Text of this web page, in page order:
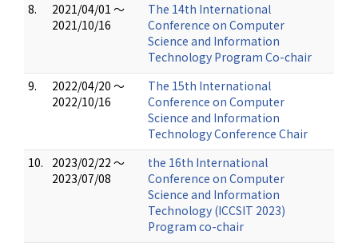
8.
2021/04/01 ～
2021/10/16
The 14th International
Conference on Computer
Science and Information
Technology Program Co-chair
9.
2022/04/20 ～
2022/10/16
The 15th International
Conference on Computer
Science and Information
Technology Conference Chair
10.
2023/02/22 ～
2023/07/08
the 16th International
Conference on Computer
Science and Information
Technology (ICCSIT 2023)
Program co-chair